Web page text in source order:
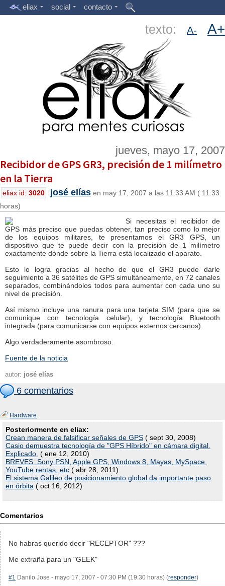
eliax social contacto
texto: A- A+
jueves, mayo 17, 2007
Recibidor de GPS GR3, precisión de 1 milímetro
en la Tierra
eliax id: 3020 josé elías en may 17, 2007 a las 11:33 AM ( 11:33
horas)
Si necesitas el recibidor de
GPS más preciso que puedas obtener, tan preciso como lo mejor
de los equipos militares, te presentamos el GR3 GPS, un
dispositivo que te puede decir con la precisión de 1 milímetro
exactamente dónde sobre la Tierra está localizado el aparato.
Esto lo logra gracias al hecho de que el GR3 puede darle
seguimiento a 36 satélites de GPS simultáneamente, en 72 canales
separados, combinándolos todos para aumentar con cada uno su
nivel de precisión.
Así mismo incluye una ranura para una tarjeta SIM (para que se
comunique con tecnología celular), y tecnología Bluetooth
integrada (para comunicarse con equipos externos cercanos).
Algo verdaderamente asombroso.
Fuente de la noticia
autor: josé elías
6 comentarios
Hardware
Posteriormente en eliax:
Crean manera de falsificar señales de GPS ( sept 30, 2008)
Casio demuestra tecnología de "GPS Híbrido" en cámara digital.
Explicado. ( ene 12, 2010)
BREVES: Sony PSN, Apple GPS, Windows 8, Mayas, MySpace,
YouTube rentas, etc ( abr 28, 2011)
El sistema Galileo de posicionamiento global da importante paso
en órbita ( oct 16, 2012)
Comentarios
No habras querido decir "RECEPTOR" ???
Me extraña para un "GEEK"
#1 Danilo Jose - mayo 17, 2007 - 07:30 PM (19:30 horas) (responder)